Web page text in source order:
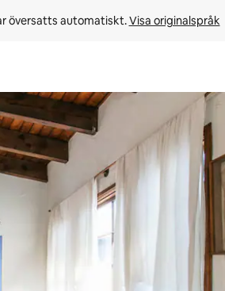
översatts automatiskt. Visa originalspråk
utforska genom att trycka eller svepa.